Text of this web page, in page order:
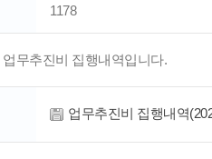
1178
무추진비 집행내역입니다.
업무추진비 집행내역